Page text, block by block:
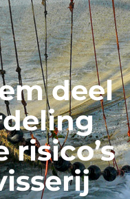
deel
risico’s